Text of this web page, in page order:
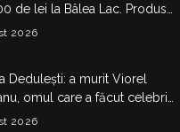
de lei la Bâlea Lac. Produse
carne ținută la soare și
2026
Dedulești: a murit Viorel
omul care a făcut celebri
de pe DN7
2026